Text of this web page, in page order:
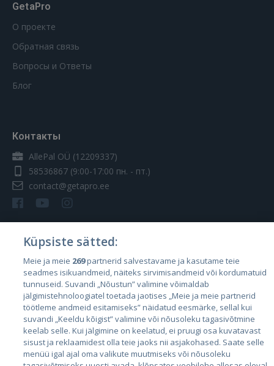
GetaPro
О проекте
Обратная связь
Вопросы и Ответы
Блог
Контакты
AllePal OÜ (12209337)
58536867 (9:00-17:00 пн. - пт.)
contact@getapro.ee
Страны
Эстония
Латвия
Литва
Küpsiste sätted:
Meie ja meie 269partnerid salvestavame ja kasutame teie
seadmes isikuandmeid, näiteks sirvimisandmeid või kordumatuid
tunnuseid. Suvandi „Nõustun” valimine võimaldab
jälgimistehnoloogiatel toetada jaotises „Meie ja meie partnerid
töötleme andmeid esitamiseks” näidatud eesmärke, sellal kui
suvandi „Keeldu kõigist” valimine või nõusoleku tagasivõtmine
keelab selle. Kui jälgimine on keelatud, ei pruugi osa kuvatavast
sisust ja reklaamidest olla teie jaoks nii asjakohased. Saate selle
menüü igal ajal oma valikute muutmiseks või nõusoleku